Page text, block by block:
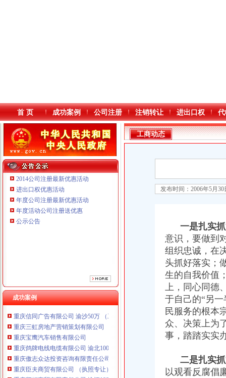
本站导航
首 页 成功案例 公司注册 注销转让 进出口权
2014公司注册最新优惠活动
进出口权优惠活动
年度公司注册最新优惠活动
年度活动公司注册送优惠
公示公告
成功案例
重庆鸽牌电线电缆有限公司 渝北10010万 (进出口权)
重庆傲志众达投资咨询有限责任公司 渝九1000万 （增资）
重庆星竣贸易有限责任公司 渝中100万 （进出口权）
重庆海谛升进出口贸易有限公司 渝北100万 （进出口权）
重庆奕欣锦诚商贸有限公司 渝九50万 （工商注册）
重庆三虹房地产营销策划有限公司
重庆宝鹰汽车销售有限公司
重庆鸽牌电线电缆有限公司 渝北10010万 (进出口权)
重庆傲志众达投资咨询有限责任公司 渝九1000万 （增资）
重庆臣夫商贸有限公司 （执照专让）
重庆卿倾商贸有限责任公司 渝江100万 （工商注册）
工商动态
发布时间：2006年5月
一是扎实
意识，要做到
组织忠诚，在
头抓好落实；
生的自我价值
上，同心同德
于自己的“另
民服务的根本
众、决策上为
事，踏踏实实
二是扎实抓
以观看反腐倡